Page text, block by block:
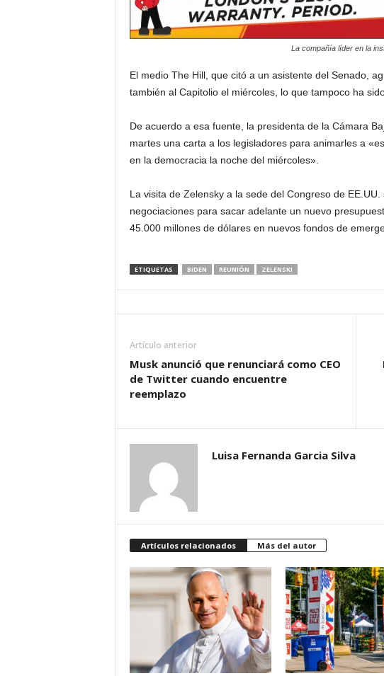
La compañía líder en la
El medio The Hill, que citó a un asistente del Senado,
también al Capitolio el miércoles, lo que tampoco ha
De acuerdo a esa fuente, la presidenta de la Cámara
martes una carta a los legisladores para animarles a
en la democracia la noche del miércoles».
La visita de Zelensky a la sede del Congreso de
negociaciones para sacar adelante un nuevo
45.000 millones de dólares en nuevos fondos de
ETIQUETAS BIDEN REUNIÓN ZELENSKI
Artículo anterior
Musk anunció que renunciará como CEO
de Twitter cuando encuentre
reemplazo
Luisa Fernanda Garcia Silva
Artículos relacionados Más del autor